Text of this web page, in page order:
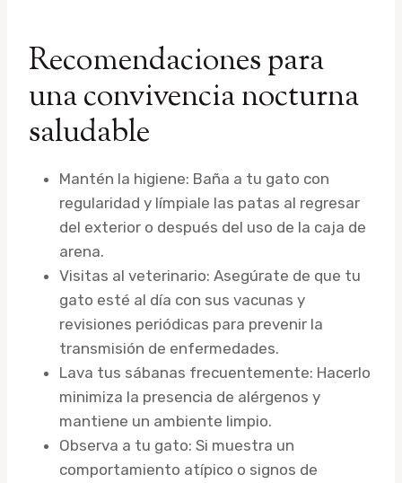
Recomendaciones para
una convivencia nocturna
saludable
Mantén la higiene: Baña a tu gato con
regularidad y límpiale las patas al regresar
del exterior o después del uso de la caja de
arena.
Visitas al veterinario: Asegúrate de que tu
gato esté al día con sus vacunas y
revisiones periódicas para prevenir la
transmisión de enfermedades.
Lava tus sábanas frecuentemente: Hacerlo
minimiza la presencia de alérgenos y
mantiene un ambiente limpio.
Observa a tu gato: Si muestra un
comportamiento atípico o signos de